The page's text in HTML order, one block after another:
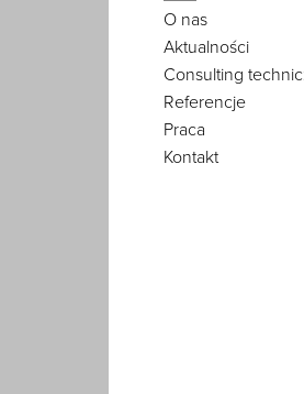
O nas
Aktualności
Consulting
Referencje
Praca
Kontakt